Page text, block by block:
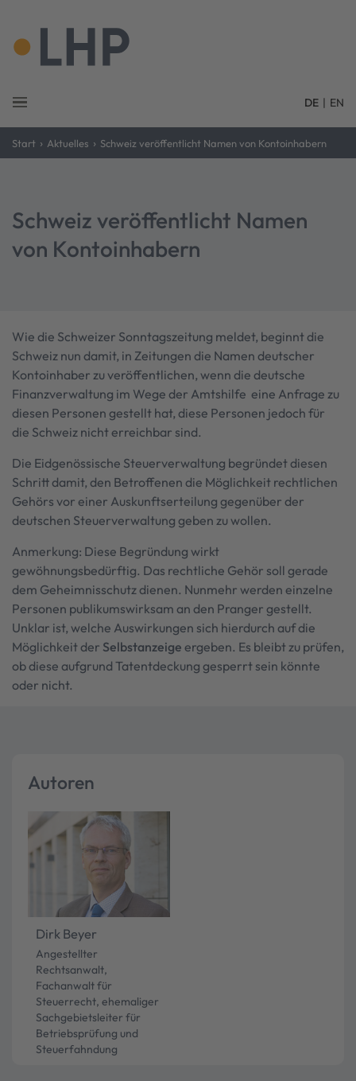
DE | EN
Start › Aktuelles › Schweiz veröffentlicht Namen von Kontoinhabern
Schweiz veröffentlicht Namen
von Kontoinhabern
Wie die Schweizer Sonntagszeitung meldet, beginnt die
Schweiz nun damit, in Zeitungen die Namen deutscher
Kontoinhaber zu veröffentlichen, wenn die deutsche
Finanzverwaltung im Wege der Amtshilfe eine Anfrage zu
diesen Personen gestellt hat, diese Personen jedoch für
die Schweiz nicht erreichbar sind.
Die Eidgenössische Steuerverwaltung begründet diesen
Schritt damit, den Betroffenen die Möglichkeit rechtlichen
Gehörs vor einer Auskunftserteilung gegenüber der
deutschen Steuerverwaltung geben zu wollen.
Anmerkung: Diese Begründung wirkt
gewöhnungsbedürftig. Das rechtliche Gehör soll gerade
dem Geheimnisschutz dienen. Nunmehr werden einzelne
Personen publikumswirksam an den Pranger gestellt.
Unklar ist, welche Auswirkungen sich hierdurch auf die
Möglichkeit der Selbstanzeige ergeben. Es bleibt zu prüfen,
ob diese aufgrund Tatentdeckung gesperrt sein könnte
oder nicht.
Autoren
Dirk Beyer
Angestellter
Rechtsanwalt,
Fachanwalt für
Steuerrecht, ehemaliger
Sachgebietsleiter für
Betriebsprüfung und
Steuerfahndung